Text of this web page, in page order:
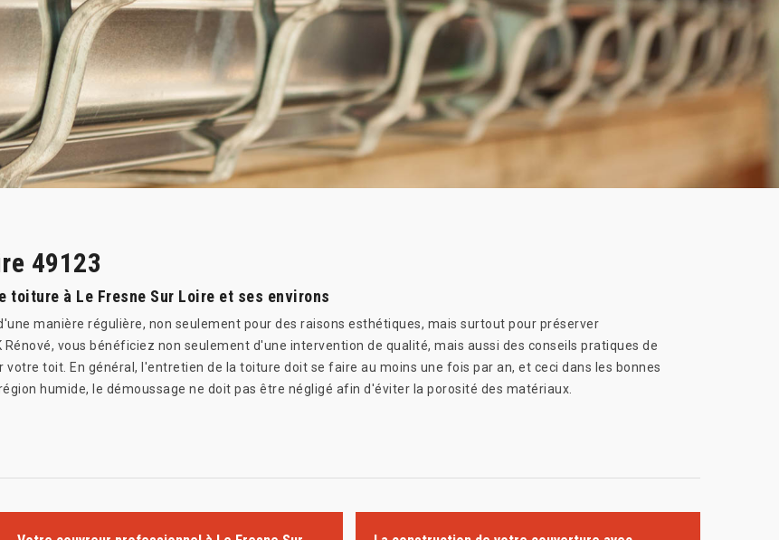
49123
à Le Fresne Sur Loire et ses environs
manière régulière, non seulement pour des raisons esthétiques, mais surtout pour préserver
vous bénéficiez non seulement d'une intervention de qualité, mais aussi des conseils pratiques de
toit. En général, l'entretien de la toiture doit se faire au moins une fois par an, et ceci dans les bonnes
humide, le démoussage ne doit pas être négligé afin d'éviter la porosité des matériaux.